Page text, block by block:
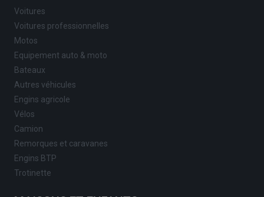
Voitures
Voitures professionnelles
Motos
Equipement auto & moto
Bateaux
Autres véhicules
Engins agricole
Vélos
Camion
Remorques et caravanes
Engins BTP
Trotinette